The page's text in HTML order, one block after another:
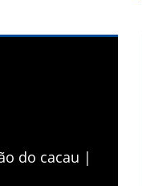
do cacau |